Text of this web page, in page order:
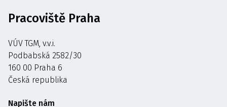
Pracoviště Praha
VÚV TGM, v.v.i.
Podbabská 2582/30
160 00 Praha 6
Česká republika
Napište nám